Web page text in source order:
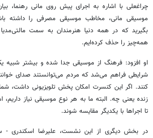
چراغعلی با اشاره به اجرای پیش روی مانی رهنما،
موسیقی مانی، مخاطب موسیقی مصرفی را داشته
بگیرید که در همه دنیا هنرمندان به سمت
همه‌چیز را حذف کرده‌ایم.
او افزود: فرهنگ از موسیقی جدا شده و بیشتر
شرایطی فراهم می‌شد که مردم می‌توانستند صدای
کنند. اگر این کنسرت امکان پخش تلویزیونی داشت،
زنده یعنی چه. البته ما به هر نوع موسیقی نیاز داریم،
تا اجراها با یکدیگر مقایسه شوند.
در بخش دیگری از این نشست، علیرضا اسکندری -